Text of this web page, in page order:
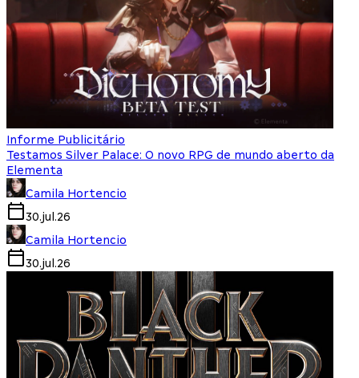
Informe Publicitário
Testamos Silver Palace: O novo RPG de mundo aberto da
Elementa
Camila Hortencio
30.jul.26
Camila Hortencio
30.jul.26